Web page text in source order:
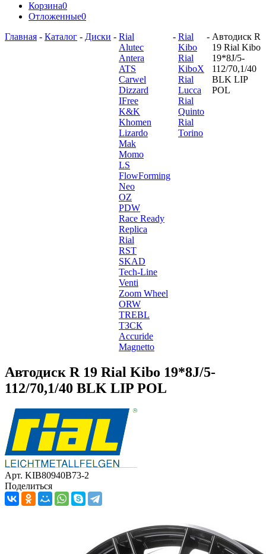
Корзина0
Отложенные0
Главная - Каталог - Диски - Rial
Alutec
Antera
ATS
Carwel
Dizzard
IFree
K&K
Khomen
Lizardo
Mak
Momo
LS
FlowForming
Neo
OZ
PDW
Race Ready
Replica
Rial
RST
SKAD
Tech-Line
Venti
Zoom Wheel
ORW
TREBL
ТЗСК
Accuride
Magnetto
- Rial
Kibo
Rial
KiboX
Rial
Lucca
Rial
Quinto
Rial
Torino
- Автодиск R
19 Rial Kibo
19*8J/5-
112/70,1/40
BLK LIP
POL
Автодиск R 19 Rial Kibo 19*8J/5-
112/70,1/40 BLK LIP POL
Арт. KIB80940B73-2
Поделиться